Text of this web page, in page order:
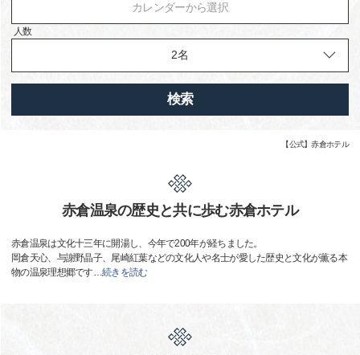
カレンダーから選択
人数
検索
【公式】赤倉ホテル
赤倉温泉の歴史と共に歩む赤倉ホテル
赤倉温泉は文化十三年に開湯し、今年で200年が経ちました。
岡倉天心、与謝野晶子、尾崎紅葉などの文化人や名士が愛した歴史と文化が薫る本
物の温泉理想郷です…続きを読む